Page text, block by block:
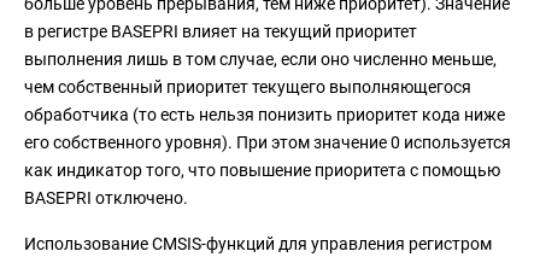
в регистре BASEPRI влияет на текущий приоритет
выполнения лишь в том случае, если оно численно меньше,
чем собственный приоритет текущего выполняющегося
обработчика (то есть нельзя понизить приоритет кода ниже
его собственного уровня). При этом значение 0 используется
как индикатор того, что повышение приоритета с помощью
BASEPRI отключено.
Использование CMSIS-функций для управления регистром